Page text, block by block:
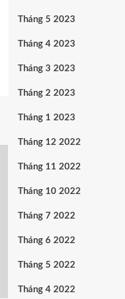
Tháng 5 2023
Tháng 4 2023
Tháng 3 2023
Tháng 2 2023
Tháng 1 2023
Tháng 12 2022
Tháng 11 2022
Tháng 10 2022
Tháng 7 2022
Tháng 6 2022
Tháng 5 2022
Tháng 4 2022